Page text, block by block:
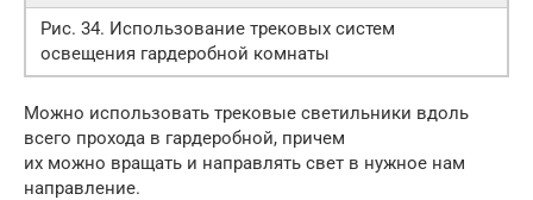
Рис. 34. Использование трековых систем
освещения гардеробной комнаты
Можно использовать трековые светильники вдоль
всего прохода в гардеробной, причем
их можно вращать и направлять свет в нужное нам
направление.